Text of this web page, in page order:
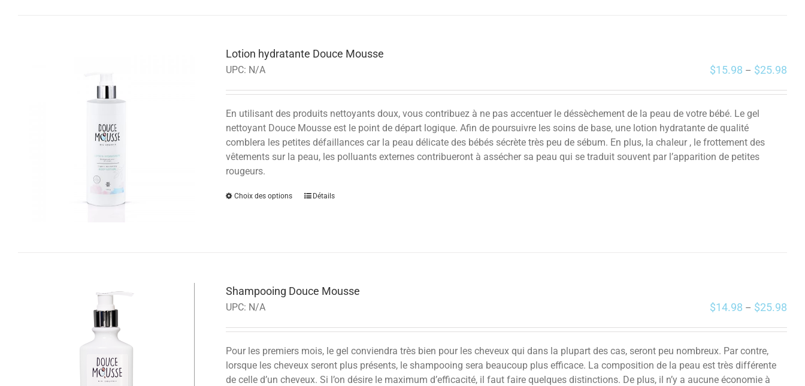
Lotion hydratante Douce Mousse
UPC: N/A $15.98 – $25.98
En utilisant des produits nettoyants doux, vous contribuez à ne pas accentuer le déssèchement de la peau de votre bébé. Le gel
nettoyant Douce Mousse est le point de départ logique. Afin de poursuivre les soins de base, une lotion hydratante de qualité
comblera les petites défaillances car la peau délicate des bébés sécrète très peu de sébum. En plus, la chaleur , le frottement des
vêtements sur la peau, les polluants externes contribueront à assécher sa peau qui se traduit souvent par l’apparition de petites
rougeurs.
Choix des options Détails
Shampooing Douce Mousse
UPC: N/A $14.98 – $25.98
Pour les premiers mois, le gel conviendra très bien pour les cheveux qui dans la plupart des cas, seront peu nombreux. Par contre,
lorsque les cheveux seront plus présents, le shampooing sera beaucoup plus efficace. La composition de la peau est très différente
de celle d’un cheveux. Si l’on désire le maximum d’efficacité, il faut faire quelques distinctions. De plus, il n’y a aucune économie à